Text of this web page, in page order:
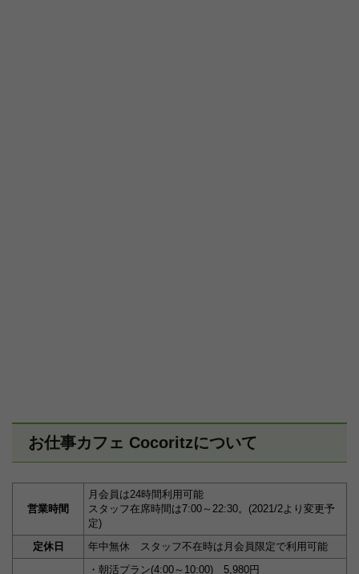
お仕事カフェ Cocoritzについて
営業時間
月会員は24時間利用可能
スタッフ在席時間は7:00～22:30。(2021/2より変更予
定)
定休日
年中無休 スタッフ不在時は月会員限定で利用可能
・朝活プラン(4:00～10:00) 5,980円